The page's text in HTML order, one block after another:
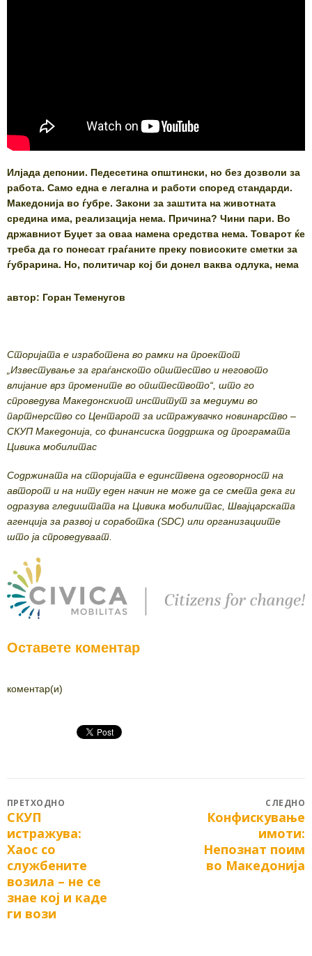
Илјада депонии. Педесетина општински, но без дозволи за
работа. Само една е легална и работи според стандарди.
Македонија во ѓубре. Закони за заштита на животната
средина има, реализација нема. Причина? Чини пари. Во
државниот Буџет за оваа намена средства нема. Товарот ќе
треба да го понесат граѓаните преку повисоките сметки за
ѓубрарина. Но, политичар кој би донел ваква одлука, нема
автор: Горан Теменугов
Сторијата е изработена во рамки на проектот
„Известување за граѓанското општество и неговото
влијание врз промените во општеството“, што го
спроведува Македонскиот институт за медиуми во
партнерство со Центарот за истражувачко новинарство –
СКУП Македонија, со финансиска поддршка од програмата
Цивика мобилитас
Содржината на сторијата е единствена одговорност на
авторот и на ниту еден начин не може да се смета дека ги
одразува гледиштата на Цивика мобилитас, Швајцарската
агенција за развој и соработка (SDC) или организациите
што ја спроведуваат.
Оставете коментар
коментар(и)
Post
navigation
ПРЕТХОДНО
Previous
post:
СКУП
истражува:
Хаос со
службените
возила – не се
знае кој и каде
ги вози
СЛЕДНО
Next
Конфискување
имоти:
Непознат поим
во Македонија